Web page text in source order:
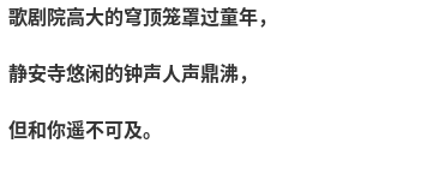
歌剧院高大的穹顶笼罩过童年，
静安寺悠闲的钟声人声鼎沸，
但和你遥不可及。